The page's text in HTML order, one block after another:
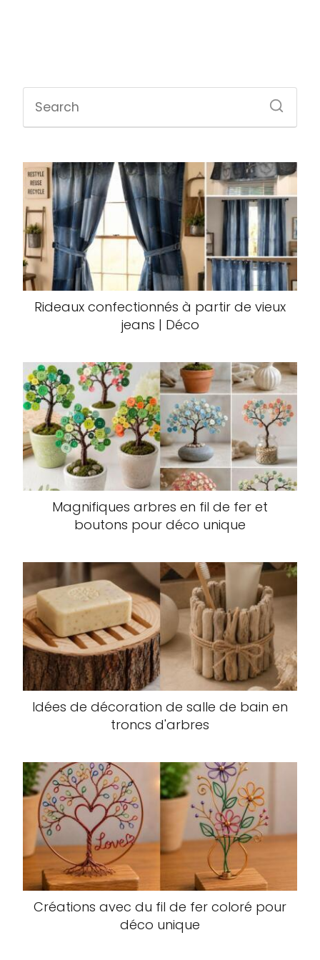
Rideaux confectionnés à partir de vieux
jeans | Déco
Magnifiques arbres en fil de fer et
boutons pour déco unique
Idées de décoration de salle de bain en
troncs d'arbres
Créations avec du fil de fer coloré pour
déco unique